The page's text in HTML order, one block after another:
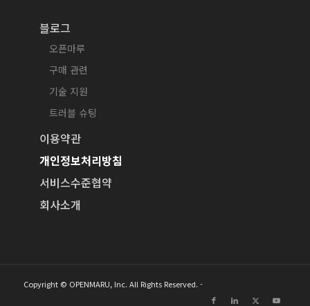
블로그
오픈마루
구매 관련
기술 지원
트러블 슈팅
이용약관
개인정보처리방침
서비스수준협약
회사소개
Copyright © OPENMARU, Inc. All Rights Reserved. -